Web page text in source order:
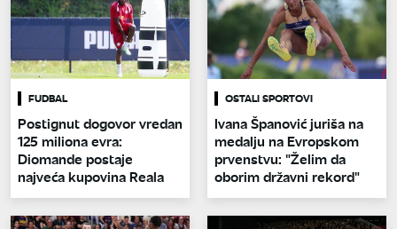
FUDBAL
Postignut dogovor vredan
125 miliona evra:
Diomande postaje
najveća kupovina Reala
OSTALI SPORTOVI
Ivana Španović juriša na
medalju na Evropskom
prvenstvu: "Želim da
oborim državni rekord"